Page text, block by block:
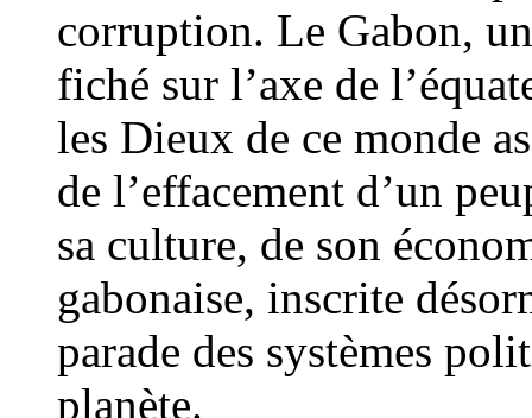
corruption. Le Gabon,
fiché sur l’axe de
les Dieux de ce monde
de l’effacement d’un
sa culture, de son
gabonaise, inscrite
parade des systèmes
planète.